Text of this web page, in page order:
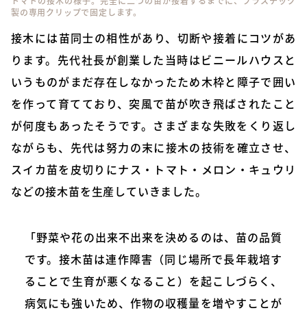
製の専用クリップで固定します。
接木には苗同士の相性があり、切断や接着にコツがあ
ります。先代社長が創業した当時はビニールハウスと
いうものがまだ存在しなかったため木枠と障子で囲い
を作って育てており、突風で苗が吹き飛ばされたこと
が何度もあったそうです。さまざまな失敗をくり返し
ながらも、先代は努力の末に接木の技術を確立させ、
スイカ苗を皮切りにナス・トマト・メロン・キュウリ
などの接木苗を生産していきました。
「野菜や花の出来不出来を決めるのは、苗の品質
です。接木苗は連作障害（同じ場所で長年栽培す
ることで生育が悪くなること）を起こしづらく、
病気にも強いため、作物の収穫量を増やすことが